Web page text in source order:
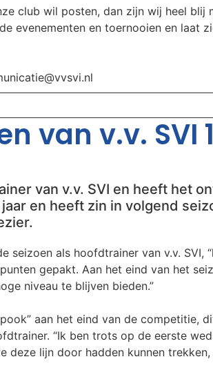
club wil posten, dan zijn wij heel blij
evenementen en toernooien en laat
van v.v. SVI 1
van v.v. SVI en heeft het
en heeft zin in volgend
als hoofdtrainer van v.v. SVI,
gepakt. Aan het eind van het
niveau te blijven bieden.”
aan het eind van de competitie,
“Ik ben trots op de eerste
lijn door hadden kunnen